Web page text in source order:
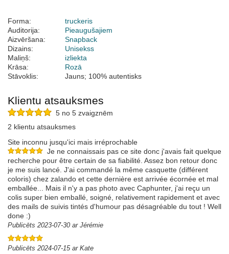
Forma:
truckeris
Auditorija:
Pieaugušajiem
Aizvēršana:
Snapback
Dizains:
Unisekss
Maliņš:
izliekta
Krāsa:
Rozā
Stāvoklis:
Jauns; 100% autentisks
Klientu atsauksmes
5 no 5 zvaigznēm
2 klientu atsauksmes
Site inconnu jusqu'ici mais irréprochable
Je ne connaissais pas ce site donc j'avais fait quelque
recherche pour être certain de sa fiabilité. Assez bon retour donc
je me suis lancé. J'ai commandé la même casquette (différent
coloris) chez zalando et cette dernière est arrivée écornée et mal
emballée... Mais il n'y a pas photo avec Caphunter, j'ai reçu un
colis super bien emballé, soigné, relativement rapidement et avec
des mails de suivis tintés d'humour pas désagréable du tout ! Well
done :)
Publicēts 2023-07-30 ar Jérémie
Publicēts 2024-07-15 ar Kate